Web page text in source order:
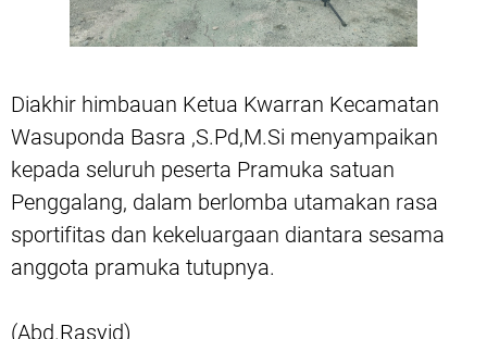
Diakhir himbauan Ketua Kwarran Kecamatan
Wasuponda Basra ,S.Pd,M.Si menyampaikan
kepada seluruh peserta Pramuka satuan
Penggalang, dalam berlomba utamakan rasa
sportifitas dan kekeluargaan diantara sesama
anggota pramuka tutupnya.
(Abd.Rasyid)